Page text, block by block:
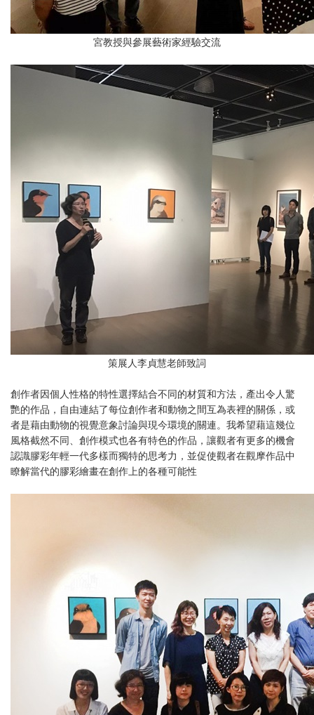
宮教授與參展藝術家經驗交流
策展人李貞慧老師致詞
創作者因個人性格的特性選擇結合不同的材質和方法，產出令人驚
艷的作品，自由連結了每位創作者和動物之間互為表裡的關係，或
者是藉由動物的視覺意象討論與現今環境的關連。我希望藉這幾位
風格截然不同、創作模式也各有特色的作品，讓觀者有更多的機會
認識膠彩年輕一代多樣而獨特的思考力，並促使觀者在觀摩作品中
瞭解當代的膠彩繪畫在創作上的各種可能性